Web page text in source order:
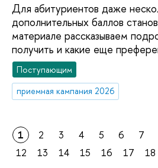
Для абитуриентов даже
дополнительных баллов
материале рассказываем
получить и какие еще
Поступающим
приемная кампания 2026
1 2 3 4 5 6 7
12
13 14 15 16 17 18